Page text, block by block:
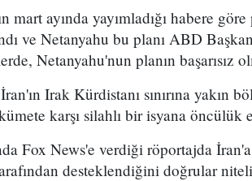
mart ayında yayımladığı habere
ve Netanyahu bu planı ABD
Netanyahu'nun planın başarısız
Irak Kürdistanı sınırına yakın
karşı silahlı bir isyana öncülük
Fox News'e verdiği röportajda
desteklendiğini doğrular